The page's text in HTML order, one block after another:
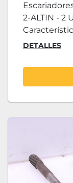
2-ALTIN - 2
DETALLES